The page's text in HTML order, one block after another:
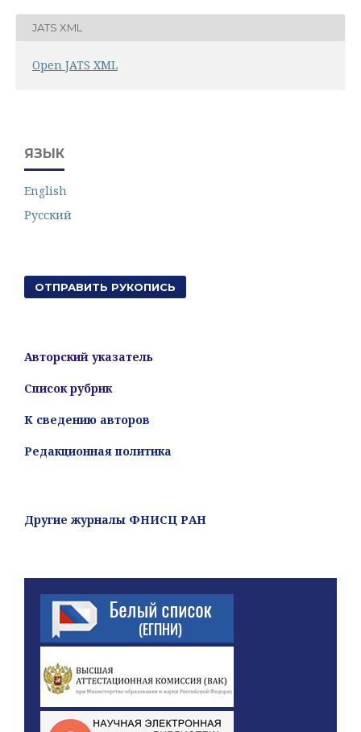
JATS XML
Open JATS XML
ЯЗЫК
English
Русский
ОТПРАВИТЬ РУКОПИСЬ
Авторский указатель
Список рубрик
К сведению авторов
Редакционная политика
Другие журналы ФНИСЦ РАН